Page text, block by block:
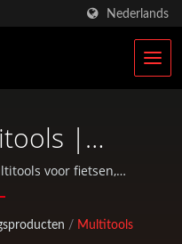
Nederlands
|
Klim- &
|
voor fietsen,
| Pan Taiwan biedt
tassen en standaard
/ Multitools